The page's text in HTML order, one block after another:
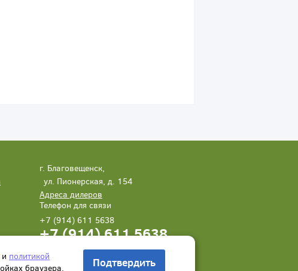
г. Благовещенск,
ул. Пионерская, д. 154
Адреса дилеров
Телефон для связи
+7 (914) 611 5638
+7 (914) 611 5638
Написать нам Заказать звонок
и политикой
браузера. Подтвердить